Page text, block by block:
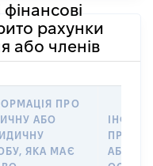
фінансові
рахунки
або членів
ПРО
АБО
ЯКА МАЄ
ПРО
АБО